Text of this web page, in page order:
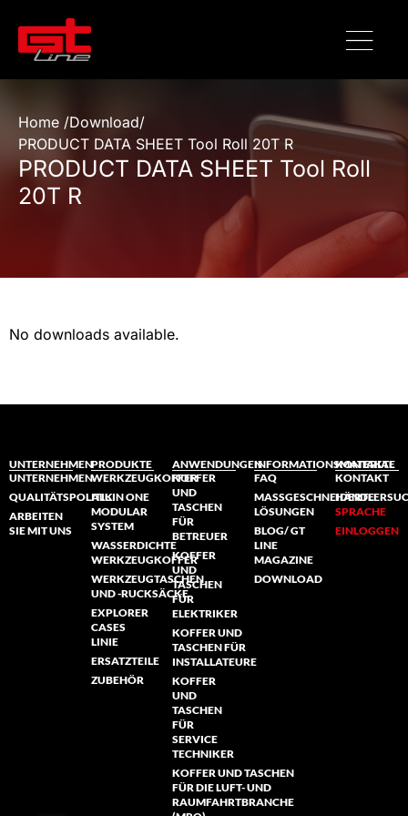
Home /Download/
PRODUCT DATA SHEET Tool Roll 20T R
PRODUCT DATA SHEET Tool Roll
20T R
No downloads available.
UNTERNEHMEN
UNTERNEHMEN
QUALITÄTSPOLITIK
ARBEITEN
SIE MIT UNS
PRODUKTE
WERKZEUGKOFFER
ALL IN ONE
MODULAR
SYSTEM
WASSERDICHTE
WERKZEUGKOFFER
WERKZEUGTASCHEN
UND -RUCKSÄCKE
EXPLORER
CASES
LINIE
ERSATZTEILE
ZUBEHÖR
ANWENDUNGEN
KOFFER
UND
TASCHEN
FÜR
BETREUER
KOFFER
UND
TASCHEN
FÜR
ELEKTRIKER
KOFFER UND
TASCHEN FÜR
INSTALLATEURE
KOFFER
UND
TASCHEN
FÜR
SERVICE
TECHNIKER
KOFFER UND TASCHEN
FÜR DIE LUFT- UND
RAUMFAHRTBRANCHE
INFORMATIONSMATERIAL
FAQ
MASSGESCHNEIDERTE L
ÖSUNGEN
BLOG/ GT
LINE
MAGAZINE
DOWNLOAD
KONTAKTE
KONTAKT
SPRACHE
EINLOGGEN